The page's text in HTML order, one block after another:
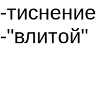
-
-"влитой"